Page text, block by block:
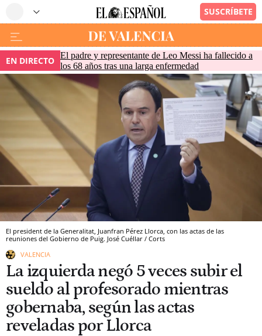
EN DIRECTO El padre y representante de Leo Messi ha fallecido a
los 68 años tras una larga enfermedad
El president de la Generalitat, Juanfran Pérez Llorca, con las actas de las
reuniones del Gobierno de Puig. José Cuéllar / Corts
VALENCIA
La izquierda negó 5 veces subir el
sueldo al profesorado mientras
gobernaba, según las actas
reveladas por Llorca